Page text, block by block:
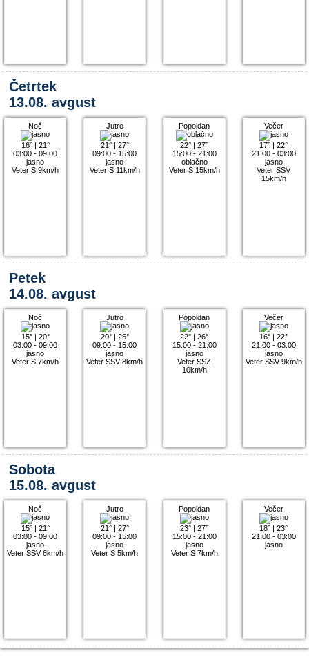
Četrtek
13.08. avgust
Noč
16°| 21°
03:00 - 09:00
jasno
Veter S 9km/h
Jutro
21°| 27°
09:00 - 15:00
jasno
Veter S 11km/h
Popoldan
22° |27°
15:00 - 21:00
oblačno
Veter S 15km/h
Večer
17° |22°
21:00 - 03:00
jasno
Veter SSV
15km/h
Petek
14.08. avgust
Noč
15°| 20°
03:00 - 09:00
jasno
Veter S 7km/h
Jutro
20°| 26°
09:00 - 15:00
jasno
Veter SSV 8km/h
Popoldan
22° |26°
15:00 - 21:00
jasno
Veter SSZ
10km/h
Večer
16° |22°
21:00 - 03:00
jasno
Veter SSV 9km/h
Sobota
15.08. avgust
Noč
15°| 21°
03:00 - 09:00
jasno
Veter SSV 6km/h
Jutro
21°| 27°
09:00 - 15:00
jasno
Veter S 5km/h
Popoldan
23° |27°
15:00 - 21:00
jasno
Veter S 7km/h
Večer
18° |23°
21:00 - 03:00
jasno